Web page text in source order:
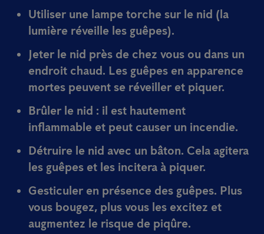
Utiliser une lampe torche sur le nid (la
lumière réveille les guêpes).
Jeter le nid près de chez vous ou dans un
endroit chaud. Les guêpes en apparence
mortes peuvent se réveiller et piquer.
Brûler le nid : il est hautement
inflammable et peut causer un incendie.
Détruire le nid avec un bâton. Cela agitera
les guêpes et les incitera à piquer.
Gesticuler en présence des guêpes. Plus
vous bougez, plus vous les excitez et
augmentez le risque de piqûre.